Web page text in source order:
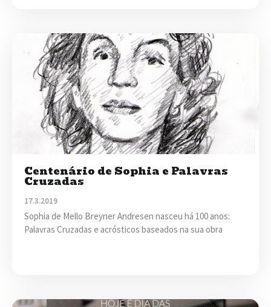
Centenário de Sophia e Palavras
Cruzadas
17.3.2019
Sophia de Mello Breyner Andresen nasceu há 100 anos:
Palavras Cruzadas e acrósticos baseados na sua obra